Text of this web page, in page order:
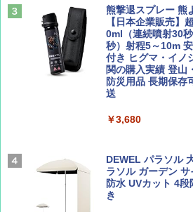
山と溪谷 2026年8
￥1,540
Coyote No.89 特集
￥1,540
AIRLINE（エアラ
集】ボーイング110
僕が見た未来【完
￥0
A26 地球の歩き方
パ
A09 地球の歩き方
球の歩き方A ヨーロ
￥4,980
ENDLESS BASE
テント ワンタッチ
500002(88859)
広げるだけ パッと
ーティング フルク
簡単設置 ポップア
ュ(BC仕様) PATC-
熊撃退スプレー 熊
【日本企業販売】
0ml（連続噴射30
秒）射程5～10m
付き ヒグマ・イノ
関の購入実績 登山
防災用品 長期保存
送
￥3,680
DEWEL パラソル
ラソル ガーデン
防水 UVカット 4
き